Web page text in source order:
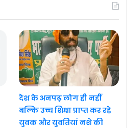
देश के अनपढ़ लोग ही नहीं
बल्कि उच्च शिक्षा प्राप्त कर रहे
युवक और युवतियां नशे की